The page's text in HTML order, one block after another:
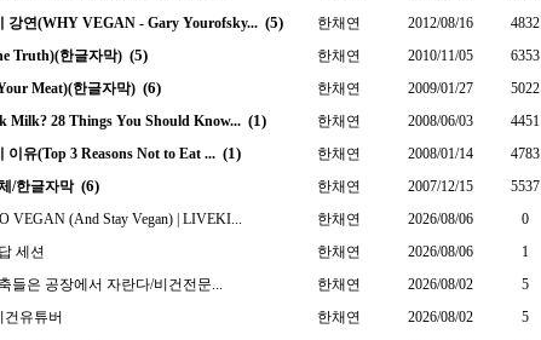
강연(WHY VEGAN - Gary Yourofsky... (5) 한채연 2012/08/16 4832
Truth)(한글자막) (5) 한채연 2010/11/05 6353
Meat)(한글자막) (6) 한채연 2009/01/27 5022
Milk? 28 Things You Should Know... (1) 한채연 2008/06/03 4451
유(Top 3 Reasons Not to Eat ... (1) 한채연 2008/01/14 4783
/한글자막(6) 한채연 2007/12/15
5537
VEGAN (And Stay Vegan) | LIVEKI... 한채연 2026/08/06
0
세션 한채연 2026/08/06
1
들은 공장에서 자란다/비건전문... 한채연 2026/08/02
5
유튜버 한채연 2026/08/02
5